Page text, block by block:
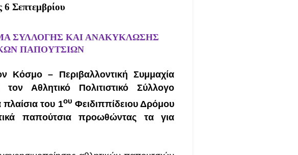
6 Σεπτεμβρίου
ΣΥΛΛΟΓΗΣ ΚΑΙ ΑΝΑΚΥΚΛΩΣΗΣ
ΠΑΠΟΥΤΣΙΩΝ
Κόσμο – Περιβαλλοντική Συμμαχία
Αθλητικό Πολιτιστικό Σύλλογο
του 1ου Φειδιππίδειου Δρόμου
παπούτσια προωθώντας τα για